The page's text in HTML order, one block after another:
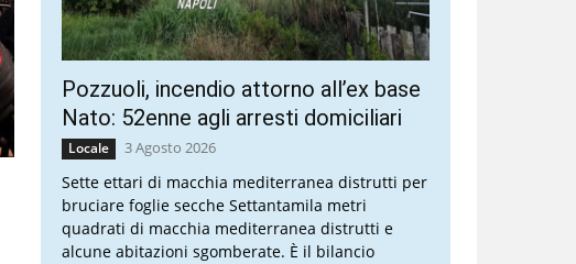
Pozzuoli, incendio attorno all’ex base
Nato: 52enne agli arresti domiciliari
Locale 3 Agosto 2026
Sette ettari di macchia mediterranea distrutti per
bruciare foglie secche Settantamila metri
quadrati di macchia mediterranea distrutti e
alcune abitazioni sgomberate. È il bilancio